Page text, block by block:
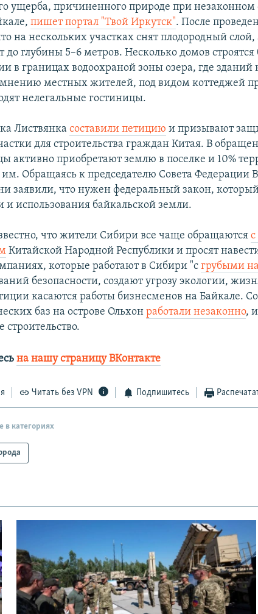
ущерба, причиненного природе при незаконном
пишет портал "Твой Иркутск". После
на нескольких участках снят плодородный слой,
до глубины 5–6 метров. Несколько домов
в границах водоохраной зоны озера, где
мнению местных жителей, под видом коттеджей
нелегальные гостиницы.
Листвянкасоставили петицию и призывают
для строительства граждан Китая. В
активно приобретают землю в поселке и 10%
Обращаясь к председателю Совета Федерации
заявили, что нужен федеральный закон,
и использования байкальской земли.
что жители Сибири все чаще обращаются
Китайской Народной Республики и просят
которые работают в Сибири "сгрубыми
безопасности, создают угрозу экологии,
касаются работы бизнесменов на Байкале.
баз на острове Ольхонработали незаконно,
на нашу страницу ВКонтакте
Читать без VPN Подпишитесь
в категориях